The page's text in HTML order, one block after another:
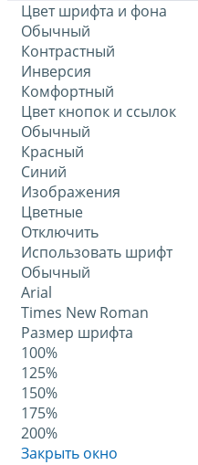
Цвет шрифта и фона
Обычный
Контрастный
Инверсия
Комфортный
Цвет кнопок и ссылок
Обычный
Красный
Синий
Изображения
Цветные
Отключить
Использовать шрифт
Обычный
Arial
Times New Roman
Размер шрифта
100%
125%
150%
175%
200%
Закрыть окно